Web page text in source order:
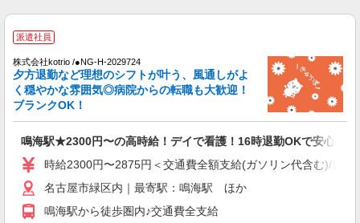
キープ 詳細を見る
派遣社員
≪鳴海駅≫未経験・無資格から看護助手へ挑
戦！シフト相談OK♪
時給1500円〜2125円 ＜日払い有/週払い有/交
通費全支給(ガソリン代含む)＞
名古屋市緑区内｜最寄駅：鳴海駅 ほか
派遣社員
株式会社kotrio /●NG-H-2029724
夕方退勤など理想のシフトが叶う、風通しがよ
く穏やかな雰囲気◎病院からの転職も大歓迎！
ブランクOK！
鳴海駅★2300円〜の高時給！デイで看護！16時退勤OKで安心
時給2300円〜2875円＜交通費全額支給(ガソリン代含む)/日払
名古屋市緑区内｜最寄駅：鳴海駅 ほか
鳴海駅から徒歩圏内♪交通費全支給